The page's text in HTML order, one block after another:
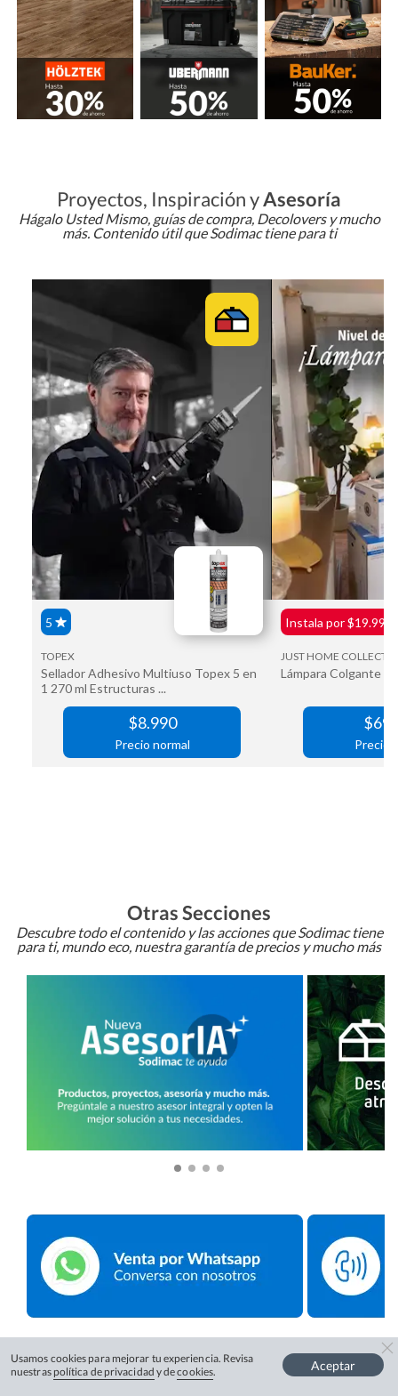
Proyectos, Inspiración yAsesoría
Hágalo Usted Mismo, guías de compra, Decolovers y mucho
más. Contenido útil que Sodimac tiene para ti
Otras Secciones
Descubre todo el contenido y las acciones que Sodimac tiene
para ti, mundo eco, nuestra garantía de precios y mucho más
Usamos cookies para mejorar tu experiencia. Revisa
nuestras política de privacidad y decookies. Aceptar